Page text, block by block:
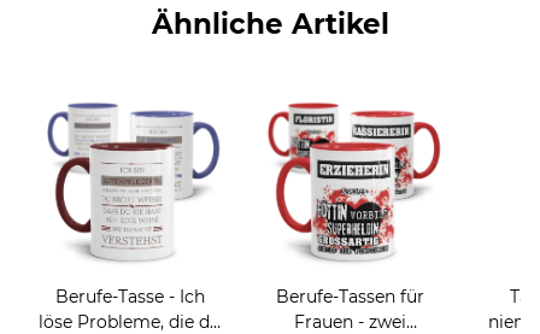
Ähnliche Artikel
Berufe-Tasse - Ich
löse Probleme, die du
Berufe-Tassen für
Frauen - zwei